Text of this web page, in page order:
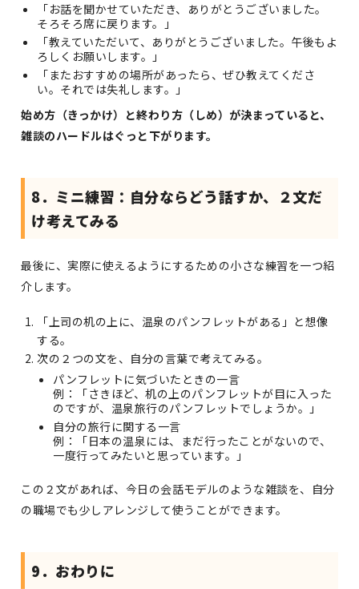
「お話を聞かせていただき、ありがとうございました。
そろそろ席に戻ります。」
「教えていただいて、ありがとうございました。午後もよ
ろしくお願いします。」
「またおすすめの場所があったら、ぜひ教えてくださ
い。それでは失礼します。」
始め方（きっかけ）と終わり方（しめ）が決まっていると、
雑談のハードルはぐっと下がります。
8．ミニ練習：自分ならどう話すか、２文だ
け考えてみる
最後に、実際に使えるようにするための小さな練習を一つ紹
介します。
「上司の机の上に、温泉のパンフレットがある」と想像
する。
次の２つの文を、自分の言葉で考えてみる。
パンフレットに気づいたときの一言
例：「さきほど、机の上のパンフレットが目に入った
のですが、温泉旅行のパンフレットでしょうか。」
自分の旅行に関する一言
例：「日本の温泉には、まだ行ったことがないので、
一度行ってみたいと思っています。」
この２文があれば、今日の会話モデルのような雑談を、自分
の職場でも少しアレンジして使うことができます。
9．おわりに